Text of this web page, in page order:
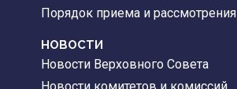
Порядок приема и рассмотрения
НОВОСТИ
Новости Верховного Совета